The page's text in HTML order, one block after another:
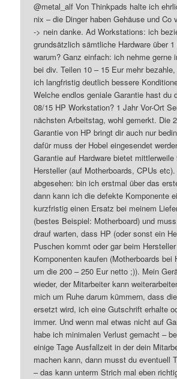
@metal_alf Von Thinkpads halte ich
nix – die Dinger haben Gehäuse und Co
-> nein danke. Ad Workstations: ich
grundsätzlich sämtliche Hardware über 1
warum? Ganz einfach: ich nehme gerne
bei div. Teilen 10 – 15 Eur mehr
ich langfristig deutlich bessere
Welche endlos geniale Garantie hast du
08/15 HP Workstation? 1 Jahr Vor-Ort
nächsten Arbeitstag, wohl gemerkt. Die
Garantie von HP bringt dir auch nur
dafür muss der Hobel eingesendet
Garantie auf Hardware bietet
Hersteller (auf Motherboards, CPUs
abgesehen: bin ich erstmal über das
dann kann ich die defekte Komponente
kurzfristig einen Ersatz bei meinem
(bestes Beispiel: Motherboard) und
drauf warten, dass HP (oder sonst ein
Puschen kommt oder gar beim
Komponenten kaufen (Motherboards bei
um die 200 – 250 Eur netto ;)). Mein
wieder, der Mitarbeiter kann
mich um Ruhe darum kümmern, dass
ersetzt wird, ich eine Gutschrift erhalte
immer. Und wenn mal etwas nicht auf
habe ich minimalen Verlust gemacht –
einige Tage Ausfallzeit in der dein
machen kann, dann musst du eventuell
– das kann unterm Strich mal eben